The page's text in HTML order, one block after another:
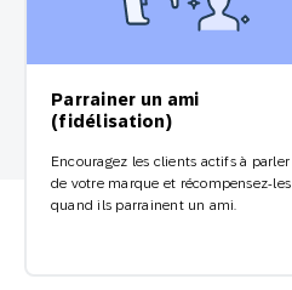
Parrainer un ami
(fidélisation)
Encouragez les clients actifs à parler
de votre marque et récompensez-les
quand ils parrainent un ami.